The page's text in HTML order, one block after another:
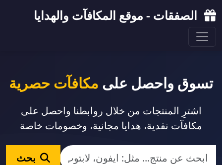
الصفقات - موقع المكافآت والهدايا
تسوق واحصل على مكافآت حصرية
اشترِ المنتجات من خلال روابطنا واحصل على
مكافآت نقدية، هدايا مجانية، وخصومات خاصة
بحث